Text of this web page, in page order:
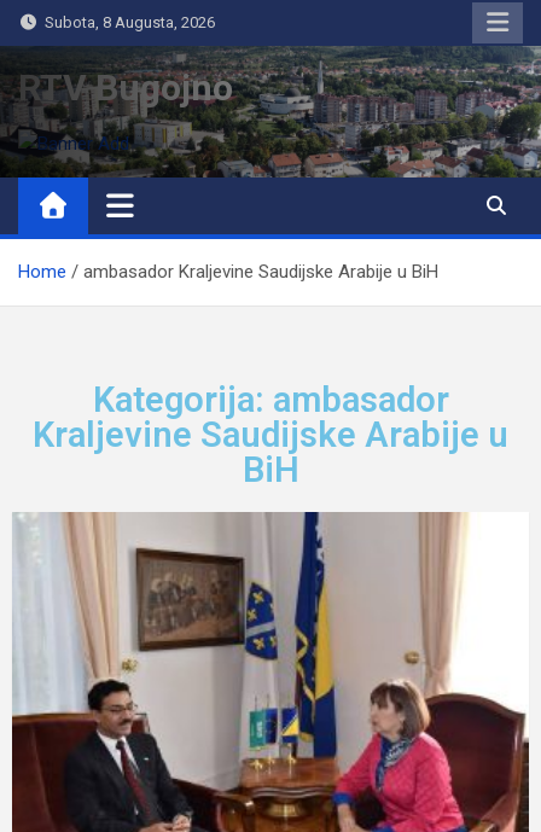
Subota, 8 Augusta, 2026
RTV Bugojno
Home ambasador Kraljevine Saudijske Arabije u BiH
Kategorija: ambasador
Kraljevine Saudijske Arabije u
BiH